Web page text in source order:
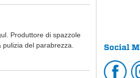
Produttore di spazzole
del parabrezza.
Social